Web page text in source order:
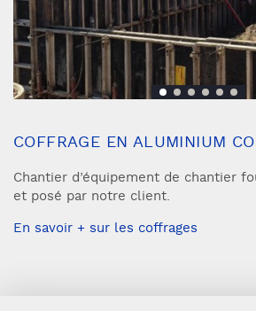
COFFRAGE EN ALUMINIUM
Chantier d’équipement de chantier
et posé par notre client.
En savoir + sur les coffrages